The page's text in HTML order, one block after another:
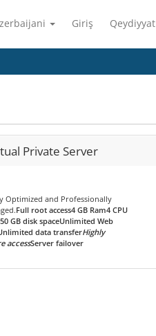
Giriş Qeydiyyat
Private Server
Optimized and Professionally
Full root access4 GB Ram4 CPU
GB disk spaceUnlimited Web
data transferHighly
accessServer failover